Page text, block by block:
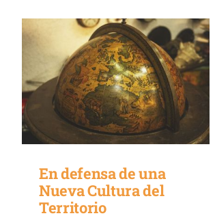
En defensa de una
Nueva Cultura del
Territorio